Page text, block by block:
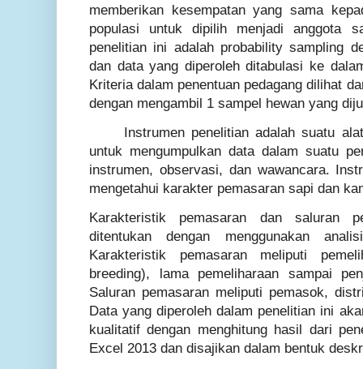
memberikan kesempatan yang sama
populasi untuk dipilih menjadi anggota
penelitian ini adalah probability sampling
dan data yang diperoleh ditabulasi ke
Kriteria dalam penentuan pedagang dilihat
dengan mengambil 1 sampel hewan yang
Instrumen penelitian adalah suatu
untuk mengumpulkan data dalam suatu
instrumen, observasi, dan wawancara.
mengetahui karakter pemasaran sapi dan
Karakteristik pemasaran dan saluran
ditentukan dengan menggunakan
Karakteristik pemasaran meliputi
breeding), lama pemeliharaan sampai
Saluran pemasaran meliputi pemasok,
Data yang diperoleh dalam penelitian ini
kualitatif dengan menghitung hasil dari
Excel 2013 dan disajikan dalam bentuk